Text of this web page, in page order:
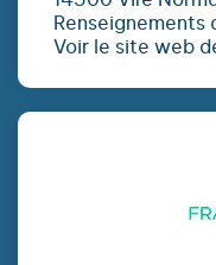
Renseignements
Voir le site web